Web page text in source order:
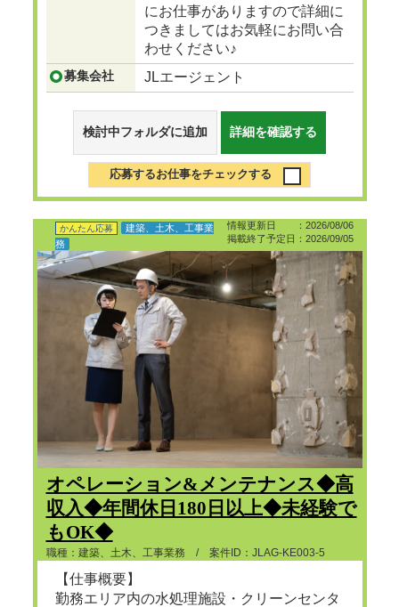
にお仕事がありますので詳細に
つきましてはお気軽にお問い合
わせください♪
募集会社 JLエージェント
検討中フォルダに追加 詳細を確認する
応募するお仕事をチェックする
情報更新日 ：2026/08/06
掲載終了予定日：2026/09/05
かんたん応募
建築、土木、工事業
務
オペレーション&メンテナンス◆高
収入◆年間休日180日以上◆未経験で
もOK◆
職種：建築、土木、工事業務 / 案件ID：JLAG-KE003-5
【仕事概要】
勤務エリア内の水処理施設・クリーンセンタ